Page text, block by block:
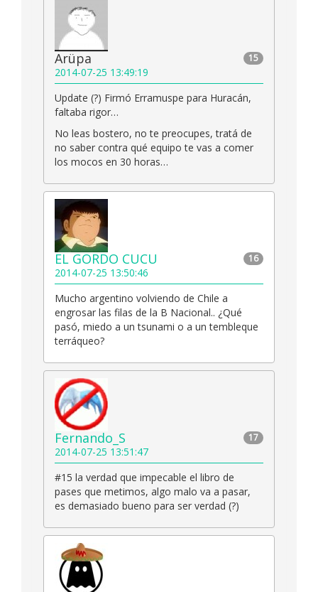
15
Arüpa
2014-07-25 13:49:19
Update (?) Firmó Erramuspe para Huracán,
faltaba rigor…
No leas bostero, no te preocupes, tratá de
no saber contra qué equipo te vas a comer
los mocos en 30 horas…
16
EL GORDO CUCU
2014-07-25 13:50:46
Mucho argentino volviendo de Chile a
engrosar las filas de la B Nacional.. ¿Qué
pasó, miedo a un tsunami o a un tembleque
terráqueo?
17
Fernando_S
2014-07-25 13:51:47
#15 la verdad que impecable el libro de
pases que metimos, algo malo va a pasar,
es demasiado bueno para ser verdad (?)